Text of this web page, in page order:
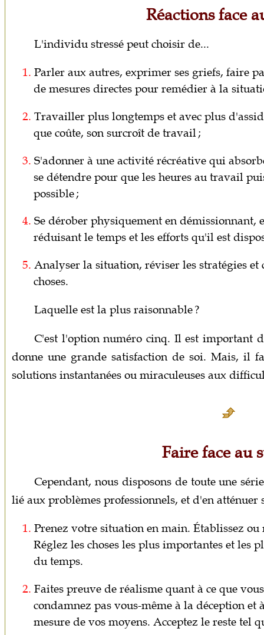
Réactions face
L'individu stressé peut choisir de...
1. Parler aux autres, exprimer ses griefs, faire
de mesures directes pour remédier à la
2. Travailler plus longtemps et avec plus
que coûte, son surcroît de travail ;
3. S'adonner à une activité récréative qui
se détendre pour que les heures au travail
possible ;
4. Se dérober physiquement en démissionnant,
réduisant le temps et les efforts qu'il est
5. Analyser la situation, réviser les stratégies et
choses.
Laquelle est la plus raisonnable ?
C'est l'option numéro cinq. Il est important
donne une grande satisfaction de soi. Mais, il
solutions instantanées ou miraculeuses aux
Faire face au
Cependant, nous disposons de toute une
lié aux problèmes professionnels, et d'en atténuer
1. Prenez votre situation en main. Établissez
Réglez les choses les plus importantes et
du temps.
2. Faites preuve de réalisme quant à ce que
condamnez pas vous-même à la déception et
mesure de vos moyens. Acceptez le reste tel